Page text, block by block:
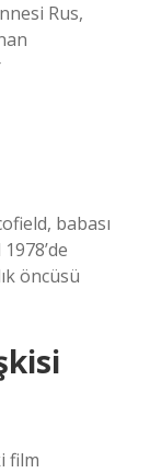
Rus,
babası
öncüsü
film